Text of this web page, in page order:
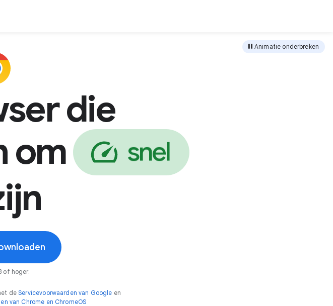
die
be veilig d
Animatie onderbreken
of hoger.
deServicevoorwaarden van Google en
van Chrome en ChromeOS